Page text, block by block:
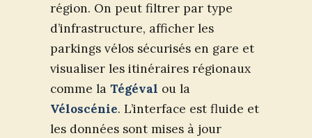
région. On peut filtrer par type
d’infrastructure, afficher les
parkings vélos sécurisés en gare et
visualiser les itinéraires régionaux
comme la Tégéval ou la
Véloscénie. L’interface est fluide et
les données sont mises à jour